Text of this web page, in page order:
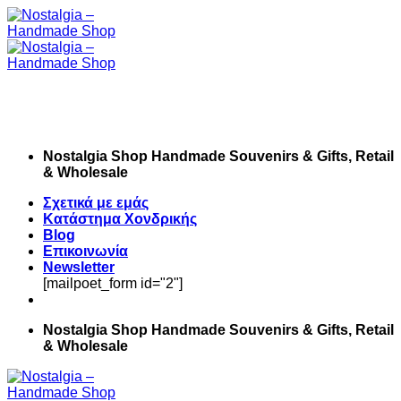
Skip
to
content
Nostalgia Shop Handmade Souvenirs & Gifts, Retail
& Wholesale
Σχετικά με εμάς
Κατάστημα Χονδρικής
Blog
Επικοινωνία
Newsletter
[mailpoet_form id="2"]
Nostalgia Shop Handmade Souvenirs & Gifts, Retail
& Wholesale